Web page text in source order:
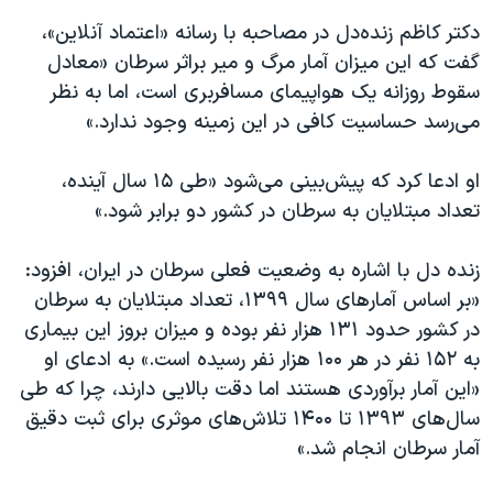
قانون شفافیت دارائی کادر رهبری ایران
اعتراضات مردمی آبان ۹۸
اسرائیل در جنگ
همایش محافظه‌کاران آمریکا «سی‌پک»
سفر پرزیدنت ترامپ به چین
دکتر کاظم زنده‌دل در مصاحبه با رسانه «اعتماد آنلاین»،
گفت که این میزان آمار مرگ و میر براثر سرطان «معادل
سقوط روزانه یک هواپیمای مسافربری است، اما به نظر
می‌رسد حساسیت کافی در این زمینه وجود ندارد.»
او ادعا کرد که پیش‌بینی می‌شود «طی ۱۵ سال آینده،
تعداد مبتلایان به سرطان در کشور دو برابر شود.»
زنده دل با اشاره به وضعیت فعلی سرطان در ایران، افزود:
«بر اساس آمارهای سال ۱۳۹۹، تعداد مبتلایان به سرطان
در کشور حدود ۱۳۱ هزار نفر بوده و میزان بروز این بیماری
به ۱۵۲ نفر در هر ۱۰۰ هزار نفر رسیده است.» به ادعای او
«این آمار برآوردی هستند اما دقت بالایی دارند، چرا که طی
سال‌های ۱۳۹۳ تا ۱۴۰۰ تلاش‌های موثری برای ثبت دقیق
آمار سرطان انجام شد.»